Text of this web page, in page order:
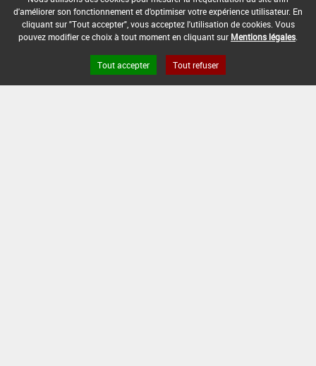
DISTANCE DE SÉCURITÉ RIVERAIN ET PERSONNES
PRÉSENTES :
Se référer à la catégorie « RIVERAINS » dans la
rubrique « conditions d'emploi générales » ci-dessus.
En l'absence de distance de sécurité riverains fixée
d'améliorer son fonctionnement et d'optimiser votre expérience utilisateur. En
cliquant sur "Tout accepter", vous acceptez l'utilisation de cookies. Vous
pouvez modifier ce choix à tout moment en cliquant sur Mentions légales
Tout accepter Tout refuser